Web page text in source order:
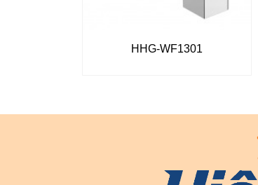
HHG-WF1301